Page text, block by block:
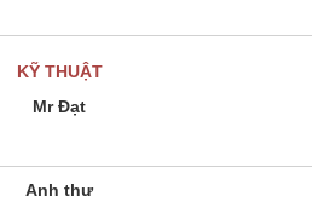
KỸ THUẬT
Mr Đạt
Anh thư